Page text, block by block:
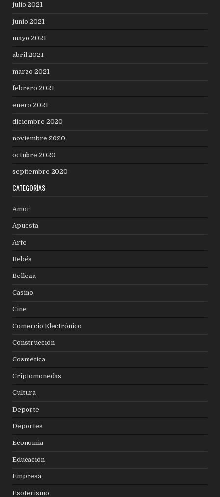
julio 2021
junio 2021
mayo 2021
abril 2021
marzo 2021
febrero 2021
enero 2021
diciembre 2020
noviembre 2020
octubre 2020
septiembre 2020
CATEGORÍAS
Amor
Apuesta
Arte
Bebés
Belleza
Casino
Cine
Comercio Electrónico
Construcción
Cosmética
Criptomonedas
Cultura
Deporte
Deportes
Economia
Educación
Empresa
Esoterismo